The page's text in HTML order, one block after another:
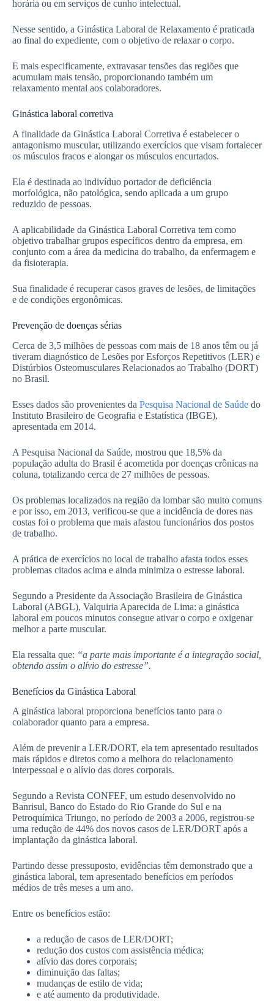
horária ou em serviços de cunho intelectual.
Nesse sentido, a Ginástica Laboral de Relaxamento é praticada
ao final do expediente, com o objetivo de relaxar o corpo.
E mais especificamente, extravasar tensões das regiões que
acumulam mais tensão, proporcionando também um
relaxamento mental aos colaboradores.
Ginástica laboral corretiva
A finalidade da Ginástica Laboral Corretiva é estabelecer o
antagonismo muscular, utilizando exercícios que visam fortalecer
os músculos fracos e alongar os músculos encurtados.
Ela é destinada ao indivíduo portador de deficiência
morfológica, não patológica, sendo aplicada a um grupo
reduzido de pessoas.
A aplicabilidade da Ginástica Laboral Corretiva tem como
objetivo trabalhar grupos específicos dentro da empresa, em
conjunto com a área da medicina do trabalho, da enfermagem e
da fisioterapia.
Sua finalidade é recuperar casos graves de lesões, de limitações
e de condições ergonômicas.
Prevenção de doenças sérias
Cerca de 3,5 milhões de pessoas com mais de 18 anos têm ou já
tiveram diagnóstico de Lesões por Esforços Repetitivos (LER) e
Distúrbios Osteomusculares Relacionados ao Trabalho (DORT)
no Brasil.
Esses dados são provenientes da Pesquisa Nacional de Saúde do
Instituto Brasileiro de Geografia e Estatística (IBGE),
apresentada em 2014.
A Pesquisa Nacional da Saúde, mostrou que 18,5% da
população adulta do Brasil é acometida por doenças crônicas na
coluna, totalizando cerca de 27 milhões de pessoas.
Os problemas localizados na região da lombar são muito comuns
e por isso, em 2013, verificou-se que a incidência de dores nas
costas foi o problema que mais afastou funcionários dos postos
de trabalho.
A prática de exercícios no local de trabalho afasta todos esses
problemas citados acima e ainda minimiza o estresse laboral.
Segundo a Presidente da Associação Brasileira de Ginástica
Laboral (ABGL), Valquiria Aparecida de Lima: a ginástica
laboral em poucos minutos consegue ativar o corpo e oxigenar
melhor a parte muscular.
Ela ressalta que: “a parte mais importante é a integração social,
obtendo assim o alívio do estresse”.
Benefícios da Ginástica Laboral
A ginástica laboral proporciona benefícios tanto para o
colaborador quanto para a empresa.
Além de prevenir a LER/DORT, ela tem apresentado resultados
mais rápidos e diretos como a melhora do relacionamento
interpessoal e o alívio das dores corporais.
Segundo a Revista CONFEF, um estudo desenvolvido no
Banrisul, Banco do Estado do Rio Grande do Sul e na
Petroquímica Triungo, no período de 2003 a 2006, registrou-se
uma redução de 44% dos novos casos de LER/DORT após a
implantação da ginástica laboral.
Partindo desse pressuposto, evidências têm demonstrado que a
ginástica laboral, tem apresentado benefícios em períodos
médios de três meses a um ano.
Entre os benefícios estão:
a redução de casos de LER/DORT;
redução dos custos com assistência médica;
alívio das dores corporais;
diminuição das faltas;
mudanças de estilo de vida;
e até aumento da produtividade.